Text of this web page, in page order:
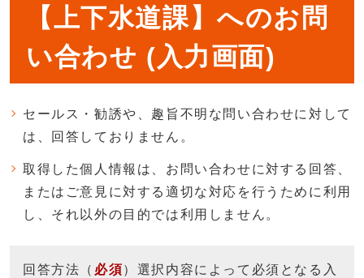
【上下水道課】へのお問
い合わせ (入力画面)
セールス・勧誘や、趣旨不明な問い合わせに対して
は、回答しておりません。
取得した個人情報は、お問い合わせに対する回答、
またはご意見に対する適切な対応を行うために利用
し、それ以外の目的では利用しません。
回答方法 （ 必須）選択内容によって必須となる入